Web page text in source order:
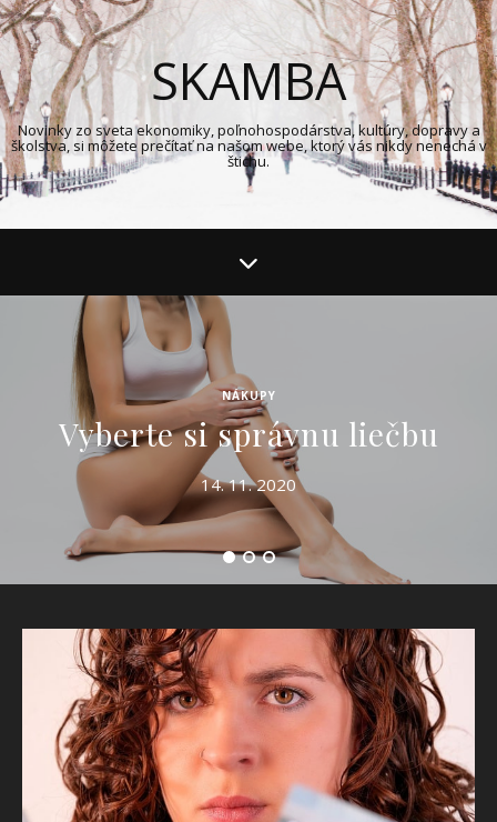
SKAMBA
Novinky zo sveta ekonomiky, poľnohospodárstva, kultúry, dopravy a
školstva, si môžete prečítať na našom webe, ktorý vás nikdy nenechá v
štichu.
NÁKUPY
Vyberte si správnu liečbu
14. 11. 2020